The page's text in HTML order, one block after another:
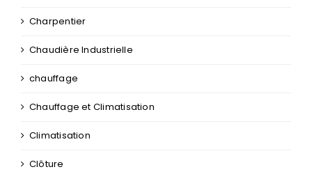
Charpentier
Chaudière Industrielle
chauffage
Chauffage et Climatisation
Climatisation
Clôture